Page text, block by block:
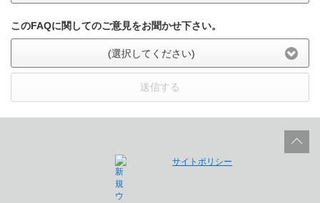
このFAQに関してのご意見をお聞かせ下さい。
(選択してください)
送信する
サイトポリシー